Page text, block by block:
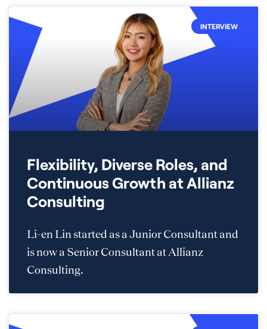
INTERVIEW
Flexibility, Diverse Roles, and
Continuous Growth at Allianz
Consulting
Li-en Lin started as a Junior Consultant and
is now a Senior Consultant at Allianz
Consulting.